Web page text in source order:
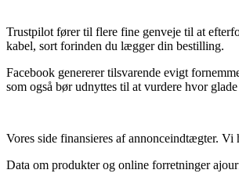
Trustpilot fører til flere fine genveje til at
kabel, sort forinden du lægger din bestilling.
Facebook genererer tilsvarende evigt
som også bør udnyttes til at vurdere hvor
Vores side finansieres af annonceindtægter.
Data om produkter og online forretninger